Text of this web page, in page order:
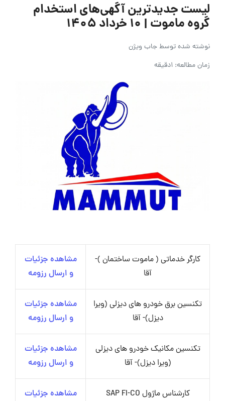
لیست جدیدترین آگهی‌های استخدام
گروه ماموت | ۱۰ خرداد ۱۴۰۵
نوشته شده توسطجاب ویژن
زمان مطالعه: 1دقیقه
کارگر خدماتی ( ماموت ساختمان )-
آقا
مشاهده جزئیات
و ارسال رزومه
تکنسین برق خودرو های دیزلی (ویرا
دیزل)- آقا
مشاهده جزئیات
و ارسال رزومه
تکنسین مکانیک خودرو های دیزلی
(ویرا دیزل)- آقا
مشاهده جزئیات
و ارسال رزومه
کارشناس ماژول SAP FI-CO
مشاهده جزئیات